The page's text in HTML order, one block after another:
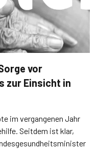
vor
zur Einsicht in
im vergangenen Jahr
Seitdem ist klar,